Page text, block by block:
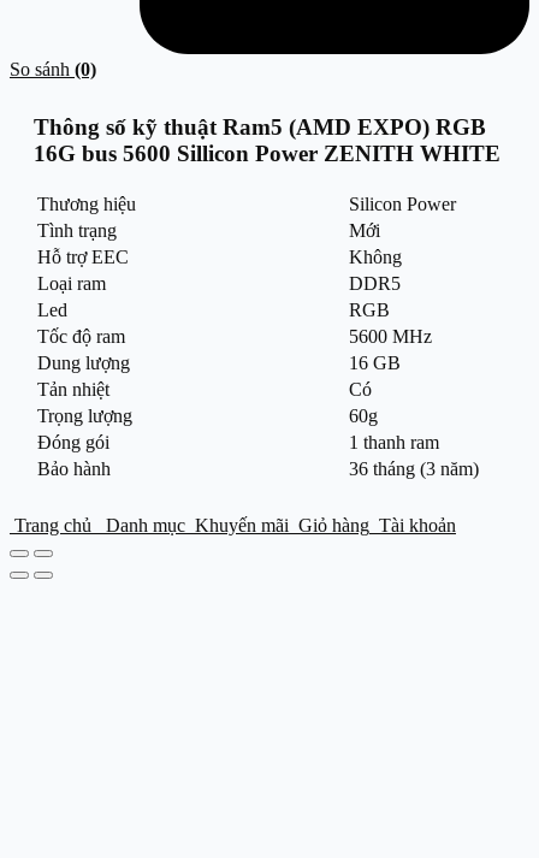
So sánh (0)
Thông số kỹ thuật Ram5 (AMD EXPO) RGB
16G bus 5600 Sillicon Power ZENITH WHITE
Thương hiệu
Silicon Power
Tình trạng
Mới
Hỗ trợ EEC
Không
Loại ram
DDR5
Led
RGB
Tốc độ ram
5600 MHz
Dung lượng
16 GB
Tản nhiệt
Có
Trọng lượng
60g
Đóng gói
1 thanh ram
Bảo hành
36 tháng (3 năm)
Trang chủ Danh mục Khuyến mãi Giỏ hàng Tài khoản